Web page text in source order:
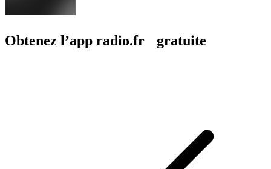
Obtenez l’app radio.fr gratuite